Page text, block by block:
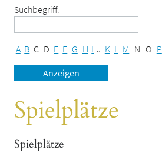
Suchbegriff:
A B C D E F G H I J K L M N O P
Spielplätze
Spielplätze